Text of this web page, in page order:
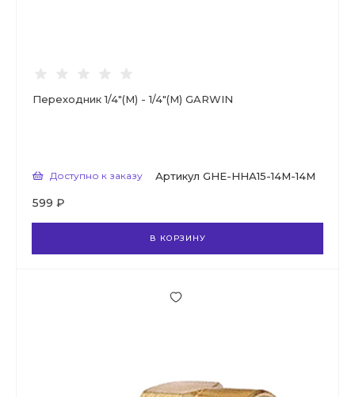
Переходник 1/4"(М) - 1/4"(М) GARWIN
Доступно к заказу Артикул GHE-HHА15-14М-14М
599 ₽
В КОРЗИНУ